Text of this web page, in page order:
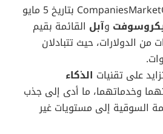
وفقًا لبيانات موقع CompaniesMarketCap بتاريخ 5 مايو
وآبل القائمة بقيم
من الدولارات، حيث تتبادلان
على تقنيات الذكاء
وخدماتهما، ما أدى إلى جذب
السوقية إلى مستويات غير